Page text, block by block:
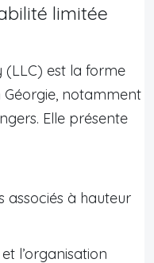
limitée
(LLC) est la forme
notamment
Elle présente
associés à hauteur
l’organisation